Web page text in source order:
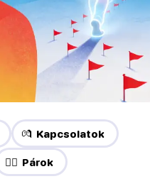
💏 Kapcsolatok
❤️‍🔥 Párok